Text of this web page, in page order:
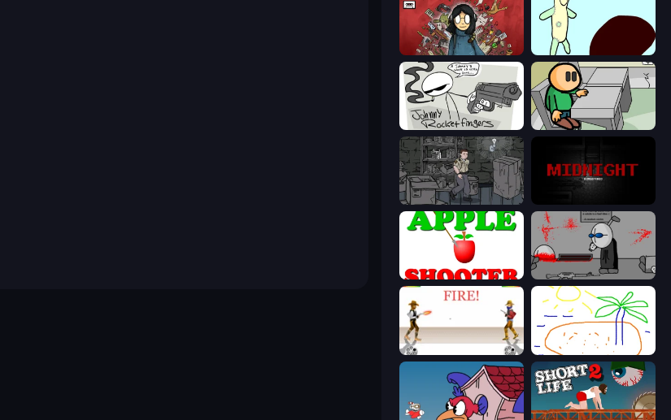
Lofi Room Doodieman Voodoo
Johnny Rocketfingers Riddle School
Scarred
Apple Shooter Madness Deathwish
Gunblood Skribbl.io